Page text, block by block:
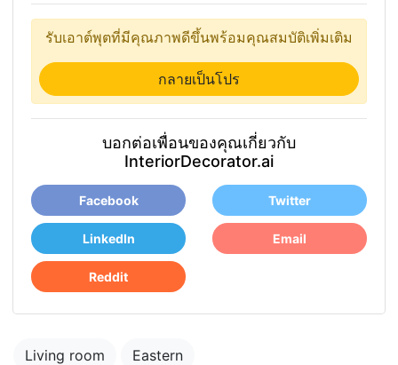
รับเอาต์พุตที่มีคุณภาพดีขึ้นพร้อมคุณสมบัติเพิ่มเติม
กลายเป็นโปร
บอกต่อเพื่อนของคุณเกี่ยวกับ
InteriorDecorator.ai
Facebook Twitter
LinkedIn Email
Reddit
Living room Eastern